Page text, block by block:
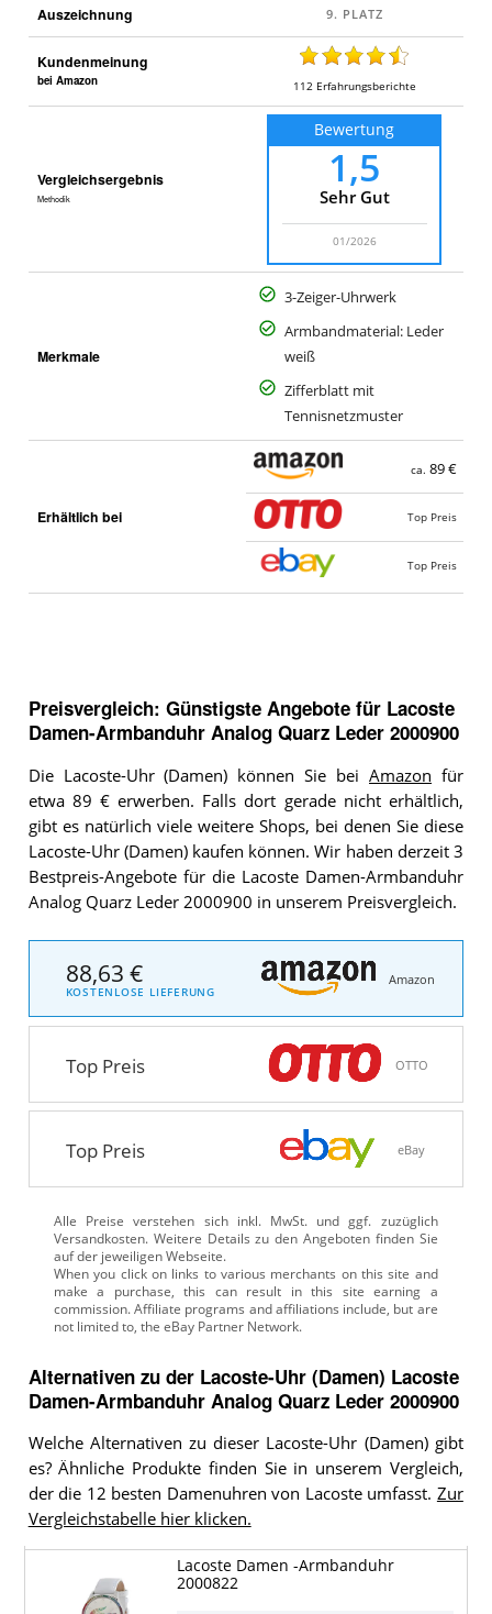
Auszeichnung
Kundenmeinung
bei Amazon 112 Erfahrungsberichte
Vergleichsergebnis
Methodik
Bewertung
1,5
Sehr Gut
01/2026
Merkmale
3-Zeiger-Uhrwerk
Armbandmaterial: Leder
weiß
Zifferblatt mit
Tennisnetzmuster
Erhältlich bei
ca. 89 €
Top Preis
Top Preis
Preisvergleich: Günstigste Angebote für Lacoste
Damen-Armbanduhr Analog Quarz Leder 2000900
Die Lacoste-Uhr (Damen) können Sie bei Amazon für
etwa 89 € erwerben. Falls dort gerade nicht erhältlich,
gibt es natürlich viele weitere Shops, bei denen Sie diese
Lacoste-Uhr (Damen) kaufen können. Wir haben derzeit 3
Bestpreis-Angebote für die Lacoste Damen-Armbanduhr
Analog Quarz Leder 2000900 in unserem Preisvergleich.
88,63 €
KOSTENLOSE LIEFERUNG
Amazon
Top Preis OTTO
Top Preis eBay
Alle Preise verstehen sich inkl. MwSt. und ggf. zuzüglich
Versandkosten. Weitere Details zu den Angeboten finden Sie
auf der jeweiligen Webseite.
Alternativen zu der Lacoste-Uhr (Damen) Lacoste
Damen-Armbanduhr Analog Quarz Leder 2000900
Welche Alternativen zu dieser Lacoste-Uhr (Damen) gibt
es? Ähnliche Produkte finden Sie in unserem Vergleich,
der die 12 besten Damenuhren von Lacoste umfasst. Zur
Vergleichstabelle hier klicken.
Lacoste Damen -Armbanduhr
2000822